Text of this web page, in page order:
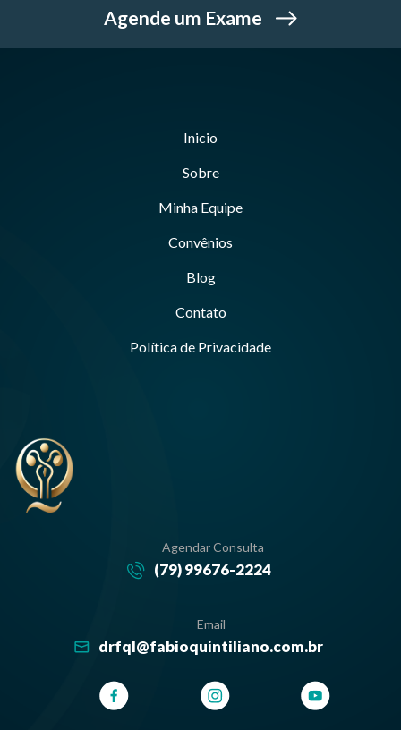
Agende um Exame
Inicio
Sobre
Minha Equipe
Convênios
Blog
Contato
Política de Privacidade
Agendar Consulta
(79) 99676-2224
Email
drfql@fabioquintiliano.com.br